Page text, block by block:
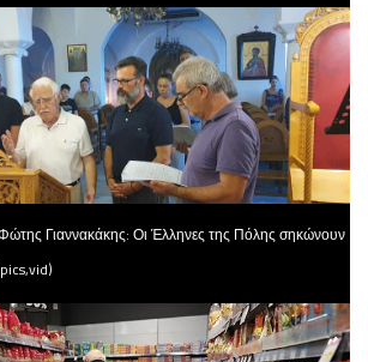
Γιαννακάκης: Οι Έλληνες της Πόλης σηκώνουν